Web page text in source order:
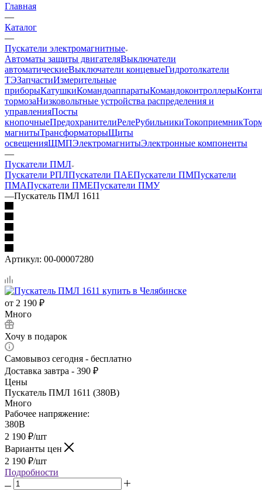
Главная
—
Каталог
—
Пускатели электромагнитные
Автоматы защиты двигателяВыключатели
автоматическиеВыключатели концевыеГидротолкатели
ТЭЗапчастиИзмерительные
приборыКатушкиКомандоаппаратыКомандоконтроллеры
тормозаНизковольтные устройства распределения и
управленияПосты
кнопочныеПредохранителиРелеРубильникиТокоприемник
магнитыТрансформаторыЩиты
освещенияЩМПЭлектромагнитыЭлектронные компоненты
—
Пускатели ПМЛ
Пускатели РПЛПускатели ПАЕПускатели ПМПускатели
ПМАПускатели ПМЕПускатели ПМУ
—Пускатель ПМЛ 1611
Артикул: 00-00007280
от 2 190 ₽
Много
Хочу в подарок
Самовывоз сегодня - бесплатно
Доставка завтра - 390 ₽
Цены
Пускатель ПМЛ 1611 (380В)
Много
Рабочее напряжение:
380В
2 190 ₽/шт
Варианты цен
2 190 ₽/шт
Подробности